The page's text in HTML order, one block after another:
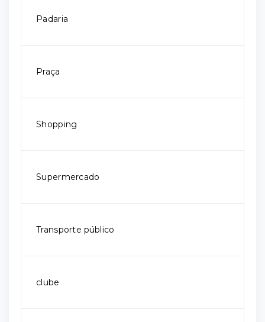
Padaria
Praça
Shopping
Supermercado
Transporte público
clube